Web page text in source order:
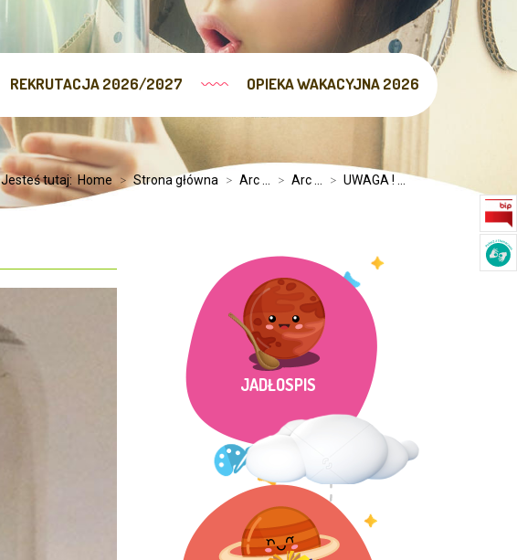
REKRUTACJA 2026/2027 OPIEKA WAKACYJNA 2026
Jesteś tutaj: Home > Strona główna > Arc ... > Arc ... > UWAGA ! ...
JADŁOSPIS